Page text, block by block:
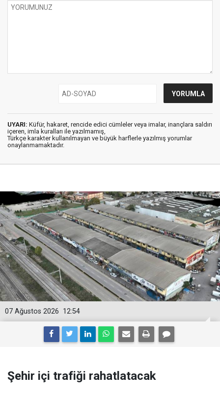
UYARI: Küfür, hakaret, rencide edici cümleler veya imalar, inançlara saldırı
içeren, imla kuralları ile yazılmamış,
Türkçe karakter kullanılmayan ve büyük harflerle yazılmış yorumlar
onaylanmamaktadır.
12:54
07 Ağustos 2026
Şehir içi trafiği rahatlatacak